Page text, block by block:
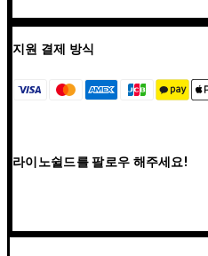
지원 결제 방식
라이노쉴드를 팔로우 해주세요!